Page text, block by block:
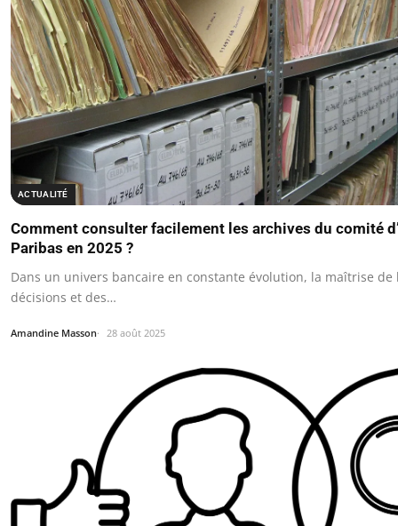
ACTUALITÉ
Comment consulter facilement les archives du comité
Paribas en 2025 ?
Dans un univers bancaire en constante évolution, la maîtrise de
décisions et des…
Amandine Masson 28 août 2025